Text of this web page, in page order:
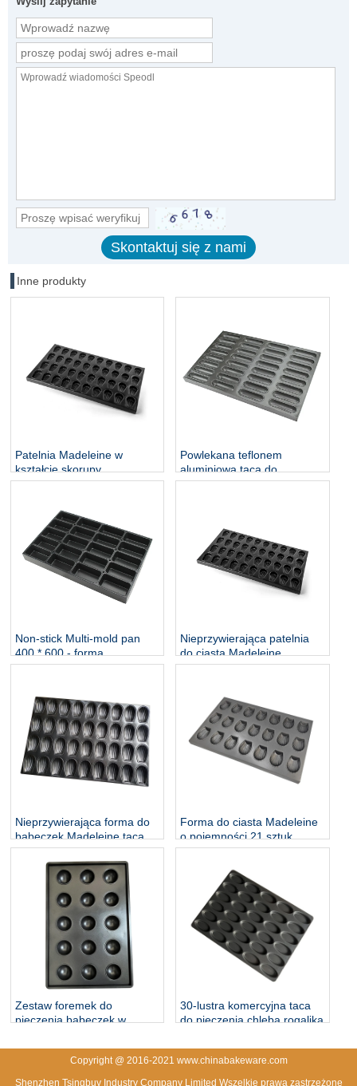
Inne produkty
Patelnia Madeleine w
kształcie skorupy
przemysłowej
Powlekana teflonem
aluminiowa taca do
pieczenia hot dogów 400 *
Non-stick Multi-mold pan
400 * 600 - forma
prostokątna
Nieprzywierająca patelnia
do ciasta Madeleine
Nieprzywierająca forma do
babeczek Madeleine taca
do pieczenia
Forma do ciasta Madeleine
o pojemności 21 sztuk.
Blacha do pieczenia
Zestaw foremek do
pieczenia babeczek w
30-lustra komercyjna taca
do pieczenia chleba rogalika
Copyright @ 2016-2021 www.chinabakeware.com
Shenzhen Tsingbuy Industry Company Limited Wszelkie prawa zastrzeżone